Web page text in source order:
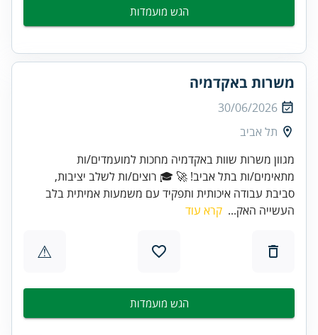
הגש מועמדות
משרות באקדמיה
30/06/2026
תל אביב
מגוון משרות שוות באקדמיה מחכות למועמדים/ות
מתאימים/ות בתל אביב! 🚀 🎓 רוצים/ות לשלב יציבות,
סביבת עבודה איכותית ותפקיד עם משמעות אמיתית בלב
העשייה האק... קרא עוד
⚠
הגש מועמדות